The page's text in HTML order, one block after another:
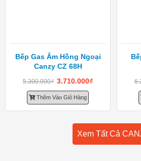
Bếp Gas Âm Hồng Ngoại
Canzy CZ 68H
5.300.000₫ 3.710.000₫
Thêm Vào Giỏ Hàng
Xem Tất Cả